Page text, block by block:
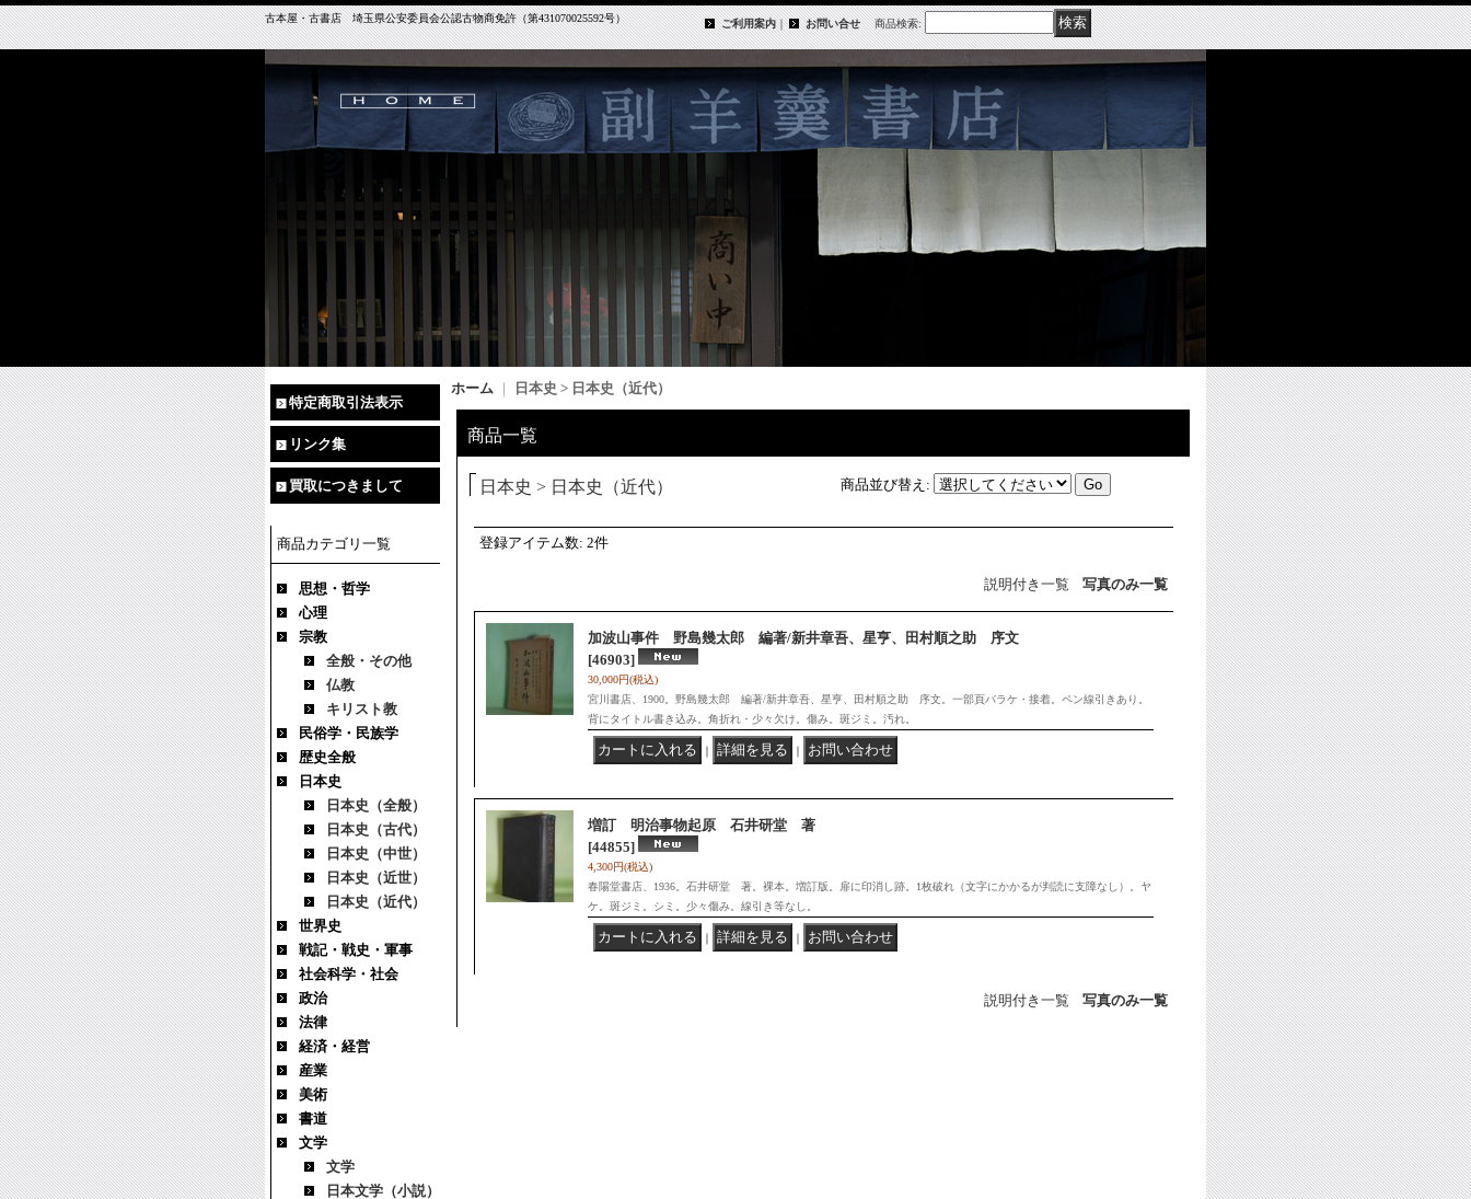
古本屋・古書店 埼玉県公安委員会公認古物商免許（第431070025592号） ご利用案内｜ お問い合せ 商品検索:
特定商取引法表示
リンク集
買取につきまして
商品カテゴリ一覧
思想・哲学
心理
宗教
全般・その他
仏教
キリスト教
民俗学・民族学
歴史全般
日本史
日本史（全般）
日本史（古代）
日本史（中世）
日本史（近世）
日本史（近代）
世界史
戦記・戦史・軍事
社会科学・社会
政治
法律
経済・経営
産業
美術
書道
文学
文学
日本文学（小説）
ホーム 日本史 > 日本史（近代）
商品一覧
日本史 > 日本史（近代） 商品並び替え :
登録アイテム数: 2件
説明付き一覧 写真のみ一覧
加波山事件 野島幾太郎 編著/新井章吾、星亨、田村順之助 序文
[46903]
30,000円(税込)
宮川書店、1900。野島幾太郎 編著/新井章吾、星亨、田村順之助 序文。一部頁バラケ・接着。ペン線引きあり。
背にタイトル書き込み。角折れ・少々欠け。傷み。斑ジミ。汚れ。
｜ ｜
増訂 明治事物起原 石井研堂 著
[44855]
4,300円(税込)
春陽堂書店、1936。石井研堂 著。裸本。増訂版。扉に印消し跡。1枚破れ（文字にかかるが判読に支障なし）。ヤ
ケ。斑ジミ。シミ。少々傷み。線引き等なし。
｜ ｜
説明付き一覧 写真のみ一覧